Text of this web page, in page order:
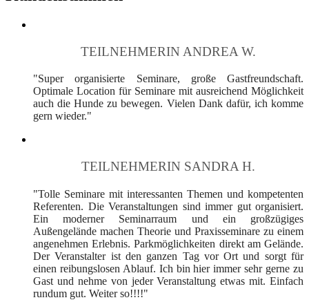
TEILNEHMERIN ANDREA W.
"Super organisierte Seminare, große Gastfreundschaft.
Optimale Location für Seminare mit ausreichend Möglichkeit
auch die Hunde zu bewegen. Vielen Dank dafür, ich komme
gern wieder."
TEILNEHMERIN SANDRA H.
"Tolle Seminare mit interessanten Themen und kompetenten
Referenten. Die Veranstaltungen sind immer gut organisiert.
Ein moderner Seminarraum und ein großzügiges
Außengelände machen Theorie und Praxisseminare zu einem
angenehmen Erlebnis. Parkmöglichkeiten direkt am Gelände.
Der Veranstalter ist den ganzen Tag vor Ort und sorgt für
einen reibungslosen Ablauf. Ich bin hier immer sehr gerne zu
Gast und nehme von jeder Veranstaltung etwas mit. Einfach
rundum gut. Weiter so!!!!"